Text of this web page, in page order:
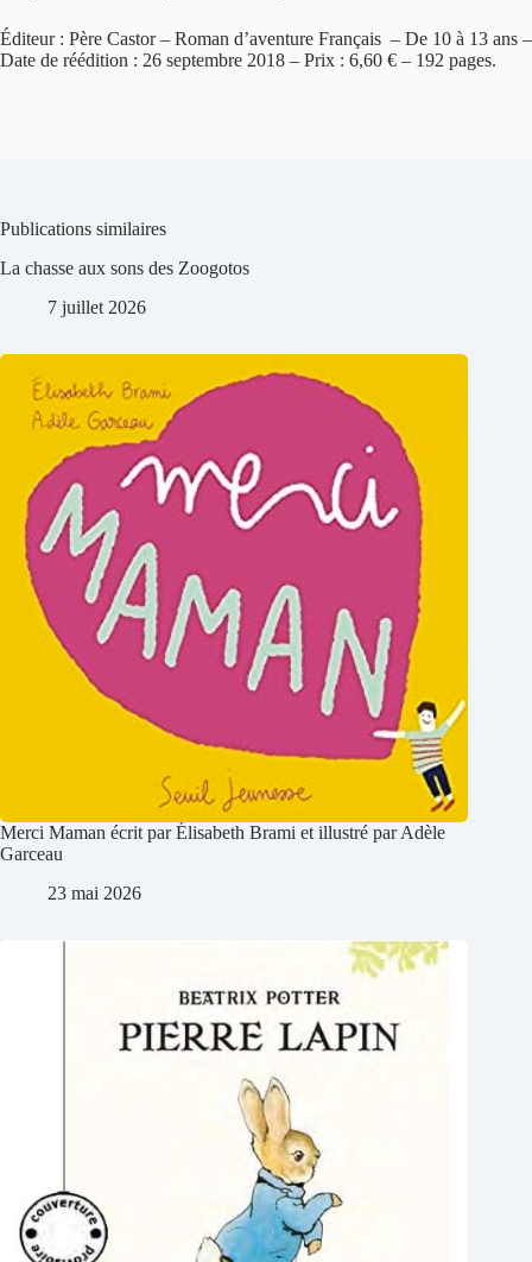
Éditeur : Père Castor – Roman d’aventure Français – De 10 à 13 ans –
Date de réédition : 26 septembre 2018 – Prix : 6,60 € – 192 pages.
Publications similaires
La chasse aux sons des Zoogotos
7 juillet 2026
Merci Maman écrit par Élisabeth Brami et illustré par Adèle
Garceau
23 mai 2026